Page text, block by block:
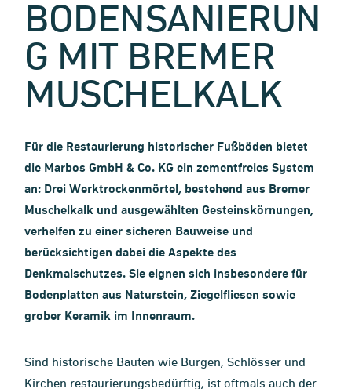
BODENSANIERUN
G MIT BREMER
MUSCHELKALK
Für die Restaurierung historischer Fußböden bietet
die Marbos GmbH & Co. KG ein zementfreies System
an: Drei Werktrockenmörtel, bestehend aus Bremer
Muschelkalk und ausgewählten Gesteinskörnungen,
verhelfen zu einer sicheren Bauweise und
berücksichtigen dabei die Aspekte des
Denkmalschutzes. Sie eignen sich insbesondere für
Bodenplatten aus Naturstein, Ziegelfliesen sowie
grober Keramik im Innenraum.
Sind historische Bauten wie Burgen, Schlösser und
Kirchen restaurierungsbedürftig, ist oftmals auch der